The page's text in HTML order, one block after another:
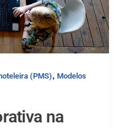
(PMS), Modelos
na